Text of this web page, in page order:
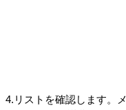
4.リストを確認します。